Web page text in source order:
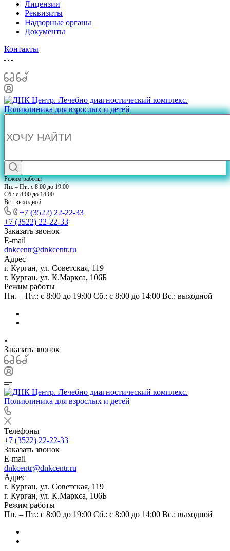
Лицензии
Реквизиты
Надзорные органы
Документы
Контакты
Режим работы
Пн. – Пт.: с 8:00 до 19:00
Сб.: с 8:00 до 14:00
Вс.: выходной
+7 (3522) 22-22-33
+7 (3522) 22-22-33
Заказать звонок
E-mail
dnkcentr@dnkcentr.ru
Адрес
г. Курган, ул. Советская, 119
г. Курган, ул. К.Маркса, 106Б
Режим работы
Пн. – Пт.: с 8:00 до 19:00 Сб.: с 8:00 до 14:00 Вс.: выходной
Заказать звонок
Телефоны
+7 (3522) 22-22-33
Заказать звонок
E-mail
dnkcentr@dnkcentr.ru
Адрес
г. Курган, ул. Советская, 119
г. Курган, ул. К.Маркса, 106Б
Режим работы
Пн. – Пт.: с 8:00 до 19:00 Сб.: с 8:00 до 14:00 Вс.: выходной